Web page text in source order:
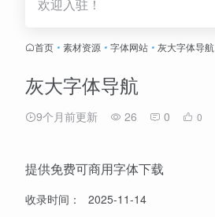
欢迎入驻！
首页 • 素材资源 • 字体网站 • 灰大字体导航
灰大字体导航
9个月前更新 26 0 0
提供免费可商用字体下载
收录时间：
2025-11-14